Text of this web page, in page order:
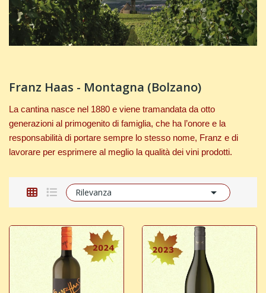
Franz Haas - Montagna (Bolzano)
La cantina nasce nel 1880 e viene tramandata da otto
generazioni al primogenito di famiglia, che ha l’onore e la
responsabilità di portare sempre lo stesso nome, Franz e di
lavorare per esprimere al meglio la qualità dei vini prodotti.
Rilevanza 